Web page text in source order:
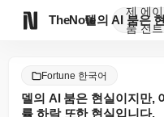
TheNote
제
품
에이
전트
Fortune 한국어
델의 AI 붐은 현실이지만,
률 하락 또한 현실입니다.